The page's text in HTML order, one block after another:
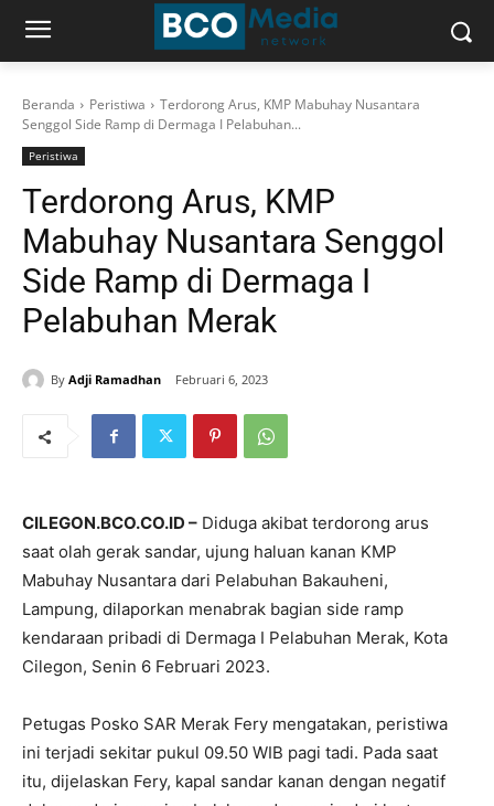
Beranda Peristiwa
Terdorong Arus, KMP Mabuhay Nusantara
Senggol Side Ramp di Dermaga I Pelabuhan...
Peristiwa
Terdorong Arus, KMP
Mabuhay Nusantara Senggol
Side Ramp di Dermaga I
Pelabuhan Merak
By Adji Ramadhan Februari 6, 2023
CILEGON.BCO.CO.ID – Diduga akibat terdorong arus
saat olah gerak sandar, ujung haluan kanan KMP
Mabuhay Nusantara dari Pelabuhan Bakauheni,
Lampung, dilaporkan menabrak bagian side ramp
kendaraan pribadi di Dermaga I Pelabuhan Merak, Kota
Cilegon, Senin 6 Februari 2023.
Petugas Posko SAR Merak Fery mengatakan, peristiwa
ini terjadi sekitar pukul 09.50 WIB pagi tadi. Pada saat
itu, dijelaskan Fery, kapal sandar kanan dengan negatif